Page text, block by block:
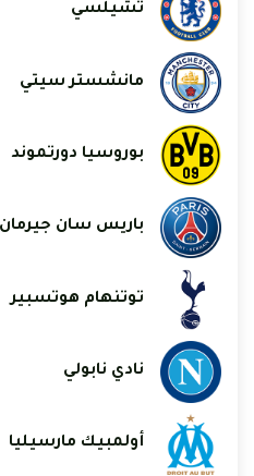
تشيلسي
مانشستر سيتي
بوروسيا دورتموند
باريس سان جيرمان
توتنهام هوتسبير
نادي نابولي
أولمبيك مارسيليا